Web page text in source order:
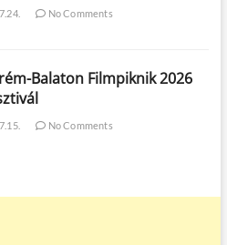
No Comments
Balaton Filmpiknik 2026
No Comments